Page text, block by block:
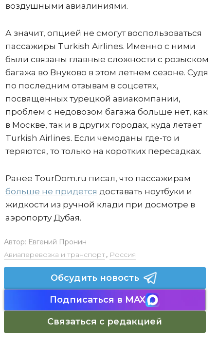
воздушными авиалиниями.
А значит, опцией не смогут воспользоваться
пассажиры Turkish Airlines. Именно с ними
были связаны главные сложности с розыском
багажа во Внуково в этом летнем сезоне. Судя
по последним отзывам в соцсетях,
посвященных турецкой авиакомпании,
проблем с недовозом багажа больше нет, как
в Москве, так и в других городах, куда летает
Turkish Airlines. Если чемоданы где-то и
теряются, то только на коротких пересадках.
Ранее TourDom.ru писал, что пассажирам
больше не придется доставать ноутбуки и
жидкости из ручной клади при досмотре в
аэропорту Дубая.
Автор: Евгений Пронин
Авиаперевозка и транспорт, Россия
Обсудить новость
Подписаться в MAX
Связаться с редакцией